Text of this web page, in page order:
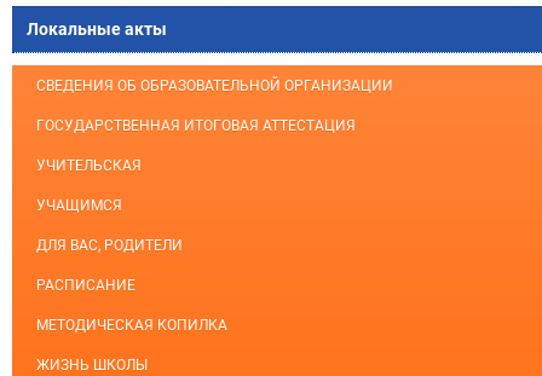
Локальные акты
СВЕДЕНИЯ ОБ ОБРАЗОВАТЕЛЬНОЙ ОРГАНИЗАЦИИ
ГОСУДАРСТВЕННАЯ ИТОГОВАЯ АТТЕСТАЦИЯ
УЧИТЕЛЬСКАЯ
УЧАЩИМСЯ
ДЛЯ ВАС, РОДИТЕЛИ
РАСПИСАНИЕ
МЕТОДИЧЕСКАЯ КОПИЛКА
ЖИЗНЬ ШКОЛЫ